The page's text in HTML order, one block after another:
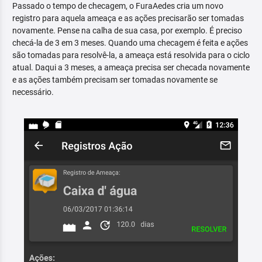
Passado o tempo de checagem, o FuraAedes cria um novo
registro para aquela ameaça e as ações precisarão ser tomadas
novamente. Pense na calha de sua casa, por exemplo. É preciso
checá-la de 3 em 3 meses. Quando uma checagem é feita e ações
são tomadas para resolvê-la, a ameaça está resolvida para o ciclo
atual. Daqui a 3 meses, a ameaça precisa ser checada novamente
e as ações também precisam ser tomadas novamente se
necessário.